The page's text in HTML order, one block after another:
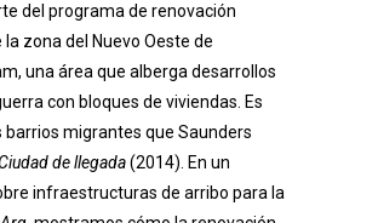
del programa de renovación
la zona del Nuevo Oeste de
una área que alberga desarrollos
con bloques de viviendas. Es
barrios migrantes que Saunders
de llegada(2014). En un
infraestructuras de arribo para la